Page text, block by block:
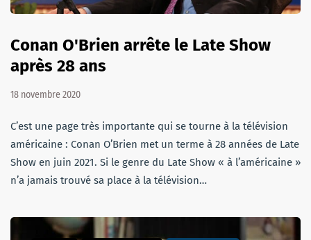
Conan O'Brien arrête le Late Show
après 28 ans
18 novembre 2020
C’est une page très importante qui se tourne à la télévision
américaine : Conan O’Brien met un terme à 28 années de Late
Show en juin 2021. Si le genre du Late Show « à l’américaine »
n’a jamais trouvé sa place à la télévision…